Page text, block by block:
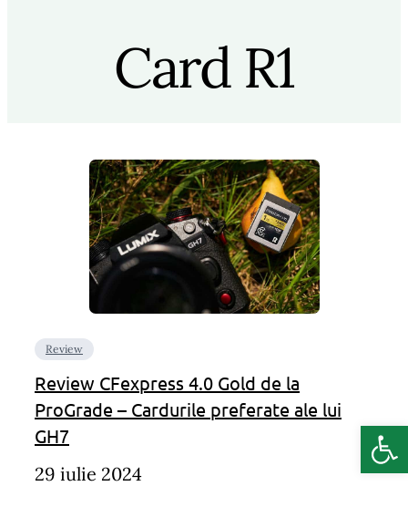
Card R1
Review
Review CFexpress 4.0 Gold de la
ProGrade – Cardurile preferate ale lui
GH7
29 iulie 2024